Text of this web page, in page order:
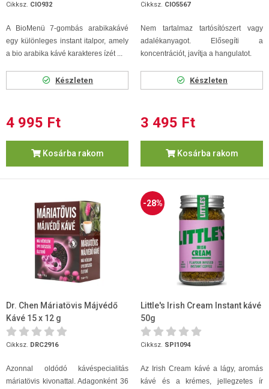
Cikksz. CIO932
A BioMenü 7-gombás arabikakávé
egy különleges instant italpor, amely
a bio arabika kávé karakteres ízét ...
Készleten
4 995 Ft
Kosárba rakom
Cikksz. CIO5567
Nem tartalmaz tartósítószert vagy
adalékanyagot. Elősegíti a
koncentrációt, javítja a hangulatot.
Készleten
3 495 Ft
Kosárba rakom
Dr. Chen Máriatövis Májvédő
Kávé 15 x 12 g
Cikksz. DRC2916
Azonnal oldódó kávéspecialitás
máriatövis kivonattal.Adagonként 36
-28%
Little's Irish Cream Instant kávé
50g
Cikksz. SPI1094
Az Irish Cream kávé a lágy, aromás
kávé és a krémes, jellegzetes ír